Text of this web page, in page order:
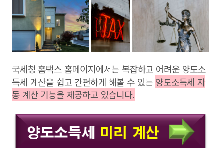
국세청 홈택스 홈페이지에서는 복잡하고 어려운 양도소
득세 계산을 쉽고 간편하게 해볼 수 있는 양도소득세 자
동 계산 기능을 제공하고 있습니다.